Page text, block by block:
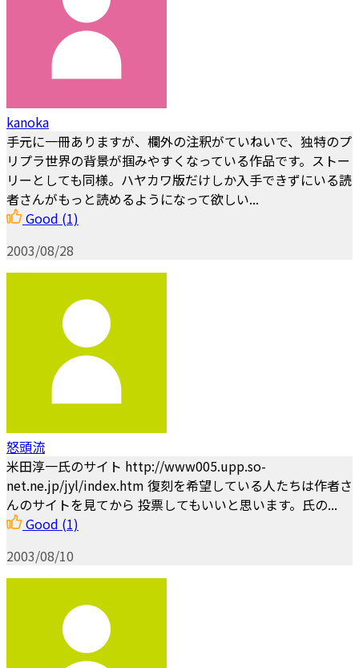
kanoka
手元に一冊ありますが、欄外の注釈がていねいで、独特のプ
リプラ世界の背景が掴みやすくなっている作品です。ストー
リーとしても同様。ハヤカワ版だけしか入手できずにいる読
者さんがもっと読めるようになって欲しい...
Good (1)
2003/08/28
怒頭流
米田淳一氏のサイト http://www005.upp.so-
net.ne.jp/jyl/index.htm 復刻を希望している人たちは作者さ
んのサイトを見てから 投票してもいいと思います。氏の...
Good (1)
2003/08/10